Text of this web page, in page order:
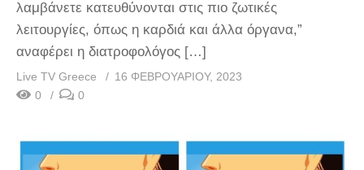
λαμβάνετε κατευθύνονται στις πιο ζωτικές
λειτουργίες, όπως η καρδιά και άλλα όργανα,”
αναφέρει η διατροφολόγος […]
Live TV Greece
16 ΦΕΒΡΟΥΑΡΊΟΥ, 2023
0
0